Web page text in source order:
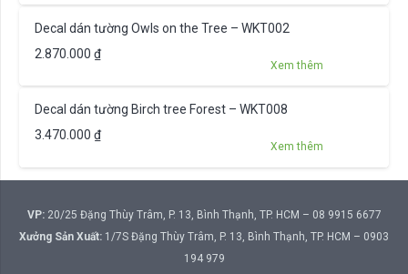
Decal dán tường Owls on the Tree – WKT002
2.870.000 ₫
Xem thêm
Decal dán tường Birch tree Forest – WKT008
3.470.000 ₫
Xem thêm
VP:20/25 Đặng Thùy Trâm, P. 13, Bình Thạnh, TP. HCM – 08 9915 6677
Xưởng Sản Xuất: 1/7S Đặng Thùy Trâm, P. 13, Bình Thạnh, TP. HCM – 0903
194 979